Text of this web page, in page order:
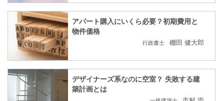
アパート購入にいくら必要？初期費用と
物件価格
行政書士 棚田 健大郎
デザイナーズ系なのに空室？ 失敗する建
築計画とは